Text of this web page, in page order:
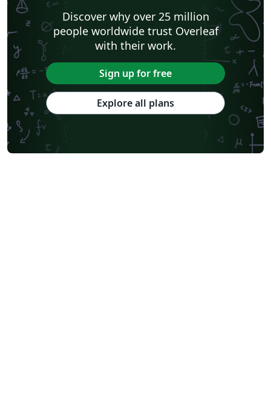
Discover why over 25 million
people worldwide trust Overleaf
with their work.
Sign up for free
Explore all plans